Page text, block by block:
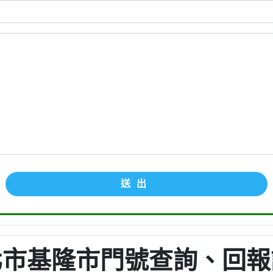
送出
基隆市門號查詢、回